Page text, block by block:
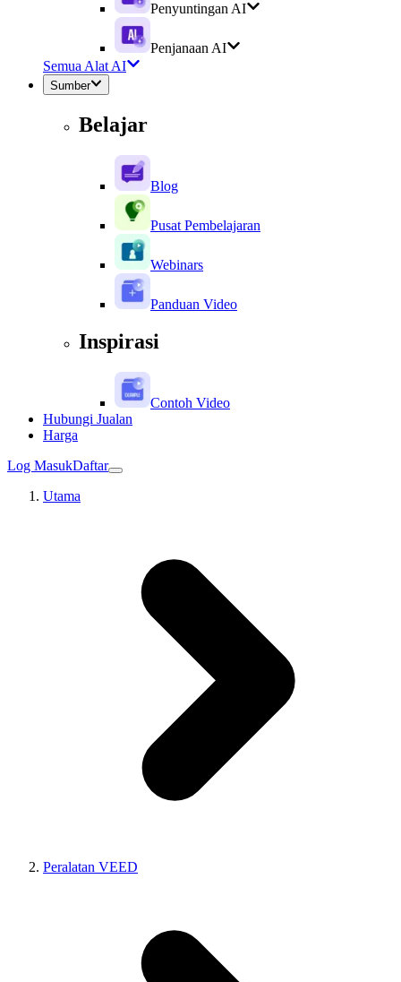
Penyuntingan AI
Penjanaan AI
Semua Alat AI
Sumber
Belajar
Blog
Pusat Pembelajaran
Webinars
Panduan Video
Inspirasi
Contoh Video
Hubungi Jualan
Harga
Log MasukDaftar
Utama
Peralatan VEED